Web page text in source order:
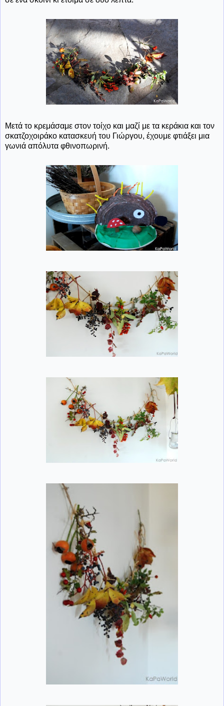
Μετά το κρεμάσαμε στον τοίχο και μαζί με τα κεράκια και τον
σκατζοχοιράκο κατασκευή του Γιώργου, έχουμε φτιάξει μια
γωνιά απόλυτα φθινοπωρινή.